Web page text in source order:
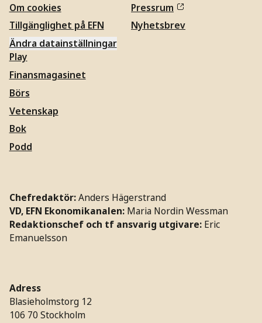
Om cookies
Tillgänglighet på EFN
Ändra datainställningar
Pressrum
Nyhetsbrev
Play
Finansmagasinet
Börs
Vetenskap
Bok
Podd
Chefredaktör:Anders Hägerstrand
VD, EFN Ekonomikanalen: Maria Nordin Wessman
Redaktionschef och tf ansvarig utgivare: Eric
Emanuelsson
Adress
Blasieholmstorg 12
106 70 Stockholm